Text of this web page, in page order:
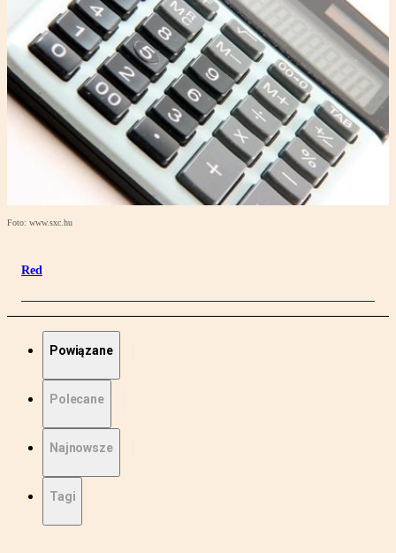
Foto: www.sxc.hu
Red
Powiązane
Polecane
Najnowsze
Tagi